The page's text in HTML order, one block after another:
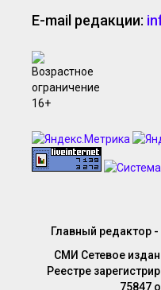
E-mail редакции:
Главный редактор
СМИ Сетевое
Реестре
75847